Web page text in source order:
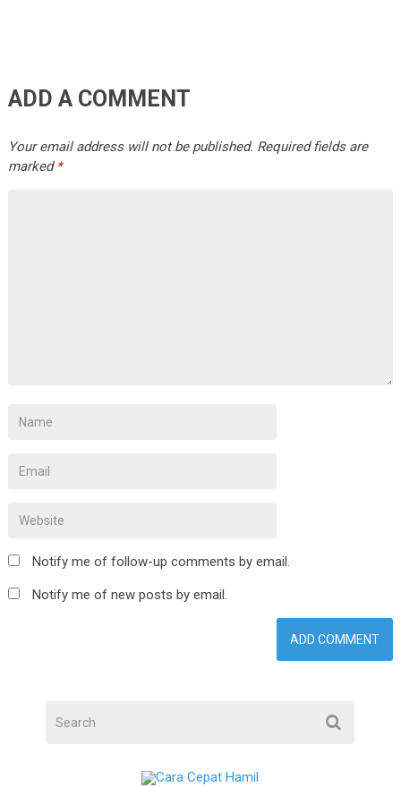
ADD A COMMENT
Your email address will not be published. Required fields are
marked *
Notify me of follow-up comments by email.
Notify me of new posts by email.